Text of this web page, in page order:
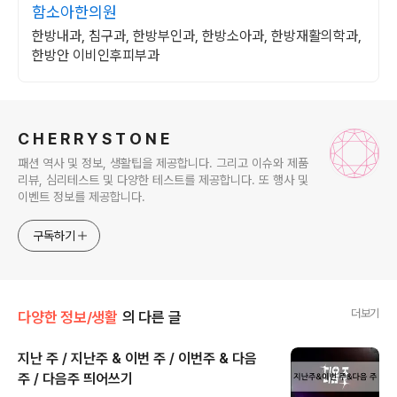
함소아한의원
한방내과, 침구과, 한방부인과, 한방소아과, 한방재활의학과,
한방안 이비인후피부과
C H E R R Y S T O N E
패션 역사 및 정보, 생활팁을 제공합니다. 그리고 이슈와 제품
리뷰, 심리테스트 및 다양한 테스트를 제공합니다. 또 행사 및
이벤트 정보를 제공합니다.
구독하기
다양한 정보/생활 의 다른 글 더보기
지난 주 / 지난주 & 이번 주 / 이번주 & 다음
주 / 다음주 띄어쓰기